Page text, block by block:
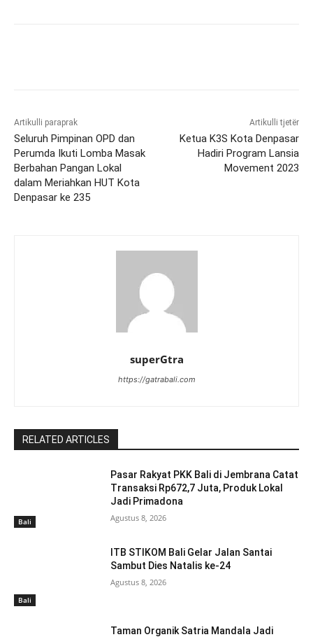
Artikulli paraprak
Seluruh Pimpinan OPD dan
Perumda Ikuti Lomba Masak
Berbahan Pangan Lokal
dalam Meriahkan HUT Kota
Denpasar ke 235
Artikulli tjetër
Ketua K3S Kota Denpasar
Hadiri Program Lansia
Movement 2023
superGtra
https://gatrabali.com
RELATED ARTICLES
Bali
Pasar Rakyat PKK Bali di Jembrana Catat
Transaksi Rp672,7 Juta, Produk Lokal
Jadi Primadona
Agustus 8, 2026
Bali
ITB STIKOM Bali Gelar Jalan Santai
Sambut Dies Natalis ke-24
Agustus 8, 2026
Taman Organik Satria Mandala Jadi